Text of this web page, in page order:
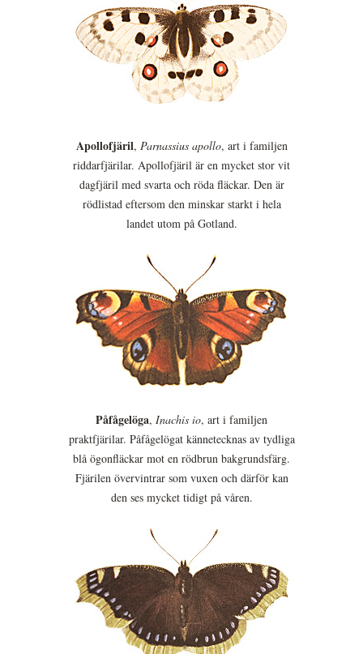
Apollofjäril, Parnassius apollo, art i familjen
riddarfjärilar. Apollofjäril är en mycket stor vit
dagfjäril med svarta och röda fläckar. Den är
rödlistad eftersom den minskar starkt i hela
landet utom på Gotland.
Påfågelöga, Inachis io, art i familjen
praktfjärilar. Påfågelögat kännetecknas av tydliga
blå ögonfläckar mot en rödbrun bakgrundsfärg.
Fjärilen övervintrar som vuxen och därför kan
den ses mycket tidigt på våren.